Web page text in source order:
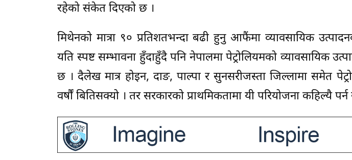
रहेको संकेत दिएको छ ।
मिथेनको मात्रा ९० प्रतिशतभन्दा बढी हुनु आफैंमा व्यावसायिक
यति स्पष्ट सम्भावना हुँदाहुँदै पनि नेपालमा पेट्रोलियमको व्यावसायिक
छ । दैलेख मात्र होइन, दाङ, पाल्पा र सुनसरीजस्ता जिल्लामा समेत
वर्षौं बितिसक्यो । तर सरकारको प्राथमिकतामा यी परियोजना कहिल्यै